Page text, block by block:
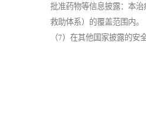
批准药物等信息披露：本
救助体系）的覆盖范围内
（7）在其他国家披露的